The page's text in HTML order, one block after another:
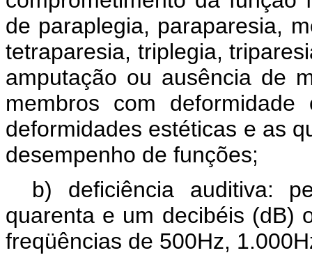
de paraplegia, paraparesia,
tetraparesia, triplegia,
amputação ou ausência de
membros com
deformidades estéticas e as
desempenho de funções;
b) deficiência auditiva:
quarenta e um decibéis (dB)
freqüências de 500Hz,